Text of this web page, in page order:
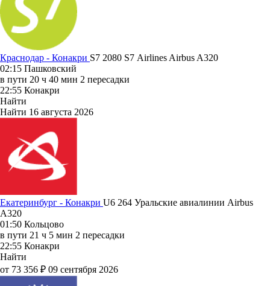
Краснодар - Конакри S7 2080 S7 Airlines Airbus A320
02:15 Пашковский
в пути 20 ч 40 мин 2 пересадки
22:55 Конакри
Найти
Найти 16 августа 2026
Екатеринбург - Конакри U6 264 Уральские авиалинии Airbus
A320
01:50 Кольцово
в пути 21 ч 5 мин 2 пересадки
22:55 Конакри
Найти
от 73 356 ₽ 09 сентября 2026